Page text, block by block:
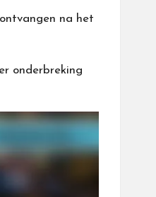
na het
onderbreking